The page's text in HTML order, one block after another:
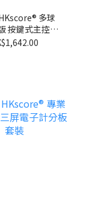
多球
按鍵式主控制
正貨及